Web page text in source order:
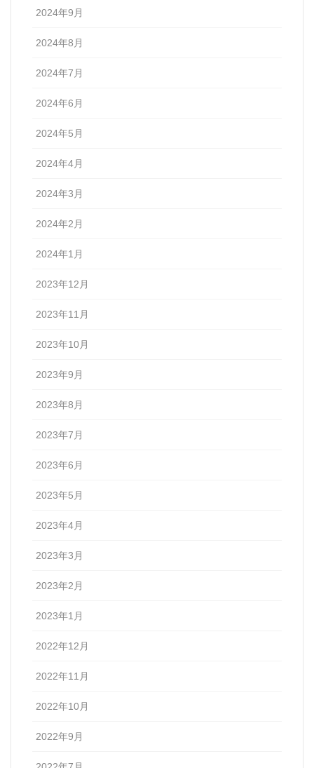
2024年9月
2024年8月
2024年7月
2024年6月
2024年5月
2024年4月
2024年3月
2024年2月
2024年1月
2023年12月
2023年11月
2023年10月
2023年9月
2023年8月
2023年7月
2023年6月
2023年5月
2023年4月
2023年3月
2023年2月
2023年1月
2022年12月
2022年11月
2022年10月
2022年9月